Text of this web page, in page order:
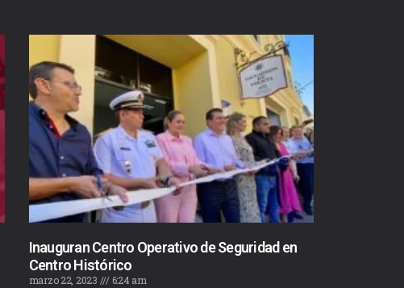
Inauguran Centro Operativo de Seguridad en
Centro Histórico
marzo 22, 2023
6:24 am